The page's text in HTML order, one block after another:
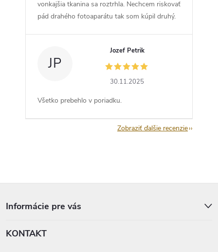
vonkajšia tkanina sa roztrhla. Nechcem riskovať
pád drahého fotoaparátu tak som kúpil druhý.
JP
Jozef Petrik
30.11.2025
Všetko prebehlo v poriadku.
Zobraziť ďalšie recenzie
Informácie pre vás
KONTAKT